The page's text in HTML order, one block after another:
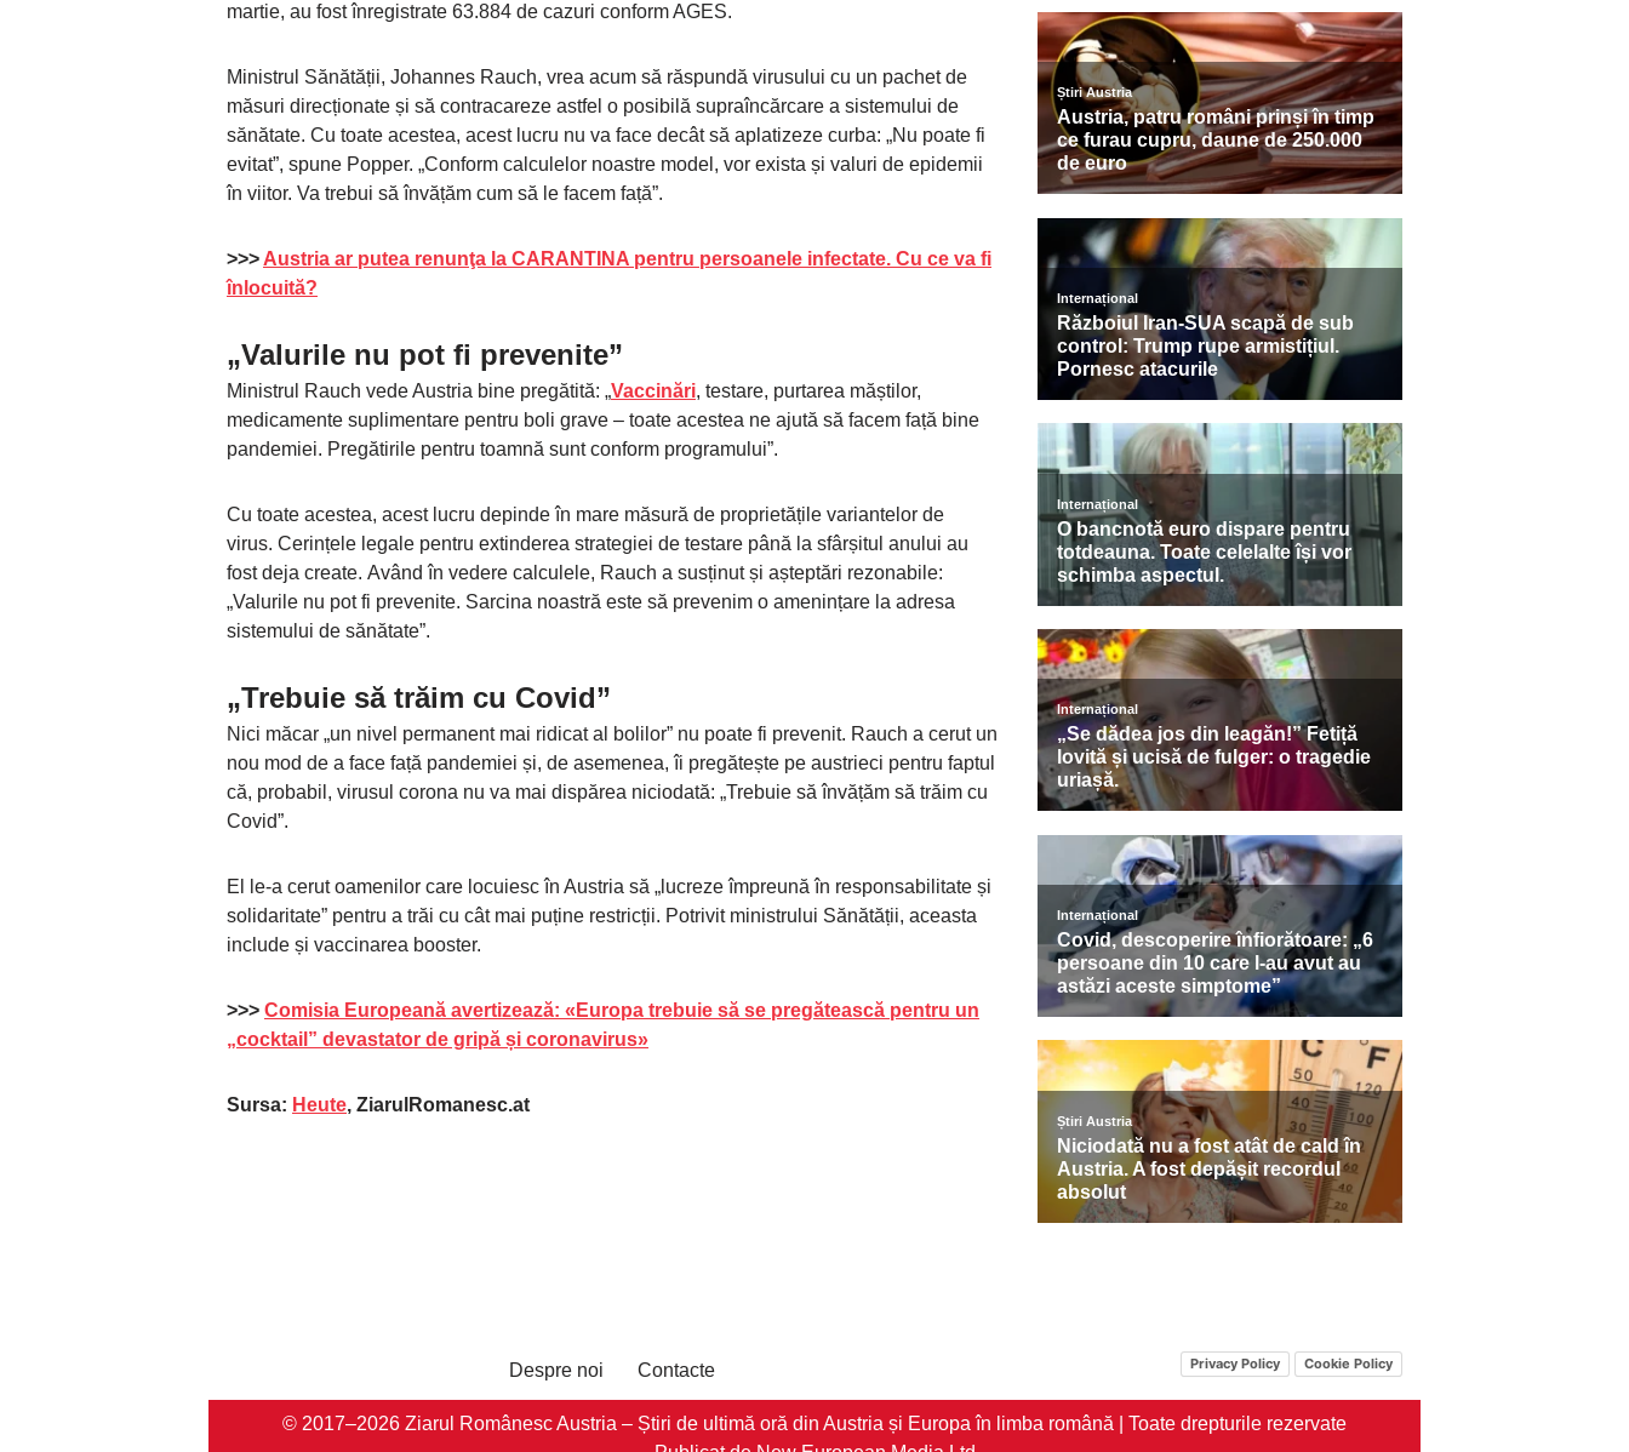
martie, au fost înregistrate 63.884 de cazuri conform AGES.
Ministrul Sănătății, Johannes Rauch, vrea acum să răspundă virusului cu un pachet de
măsuri direcționate și să contracareze astfel o posibilă supraîncărcare a sistemului de
sănătate. Cu toate acestea, acest lucru nu va face decât să aplatizeze curba: „Nu poate fi
evitat”, spune Popper. „Conform calculelor noastre model, vor exista și valuri de epidemii
în viitor. Va trebui să învățăm cum să le facem față”.
>>> Austria ar putea renunţa la CARANTINA pentru persoanele infectate. Cu ce va fi
înlocuită?
„Valurile nu pot fi prevenite”
Ministrul Rauch vede Austria bine pregătită: „Vaccinări, testare, purtarea măștilor,
medicamente suplimentare pentru boli grave – toate acestea ne ajută să facem față bine
pandemiei. Pregătirile pentru toamnă sunt conform programului”.
Cu toate acestea, acest lucru depinde în mare măsură de proprietățile variantelor de
virus. Cerințele legale pentru extinderea strategiei de testare până la sfârșitul anului au
fost deja create. Având în vedere calculele, Rauch a susținut și așteptări rezonabile:
„Valurile nu pot fi prevenite. Sarcina noastră este să prevenim o amenințare la adresa
sistemului de sănătate”.
„Trebuie să trăim cu Covid”
Nici măcar „un nivel permanent mai ridicat al bolilor” nu poate fi prevenit. Rauch a cerut un
nou mod de a face față pandemiei și, de asemenea, îi pregătește pe austrieci pentru faptul
că, probabil, virusul corona nu va mai dispărea niciodată: „Trebuie să învățăm să trăim cu
Covid”.
El le-a cerut oamenilor care locuiesc în Austria să „lucreze împreună în responsabilitate și
solidaritate” pentru a trăi cu cât mai puține restricții. Potrivit ministrului Sănătății, aceasta
include și vaccinarea booster.
>>> Comisia Europeană avertizează: «Europa trebuie să se pregătească pentru un
„cocktail” devastator de gripă și coronavirus»
Sursa: Heute, ZiarulRomanesc.at
Despre noi Contacte Privacy Policy Cookie Policy
© 2017–2026 Ziarul Românesc Austria – Știri de ultimă oră din Austria și Europa în limba română | Toate drepturile rezervate